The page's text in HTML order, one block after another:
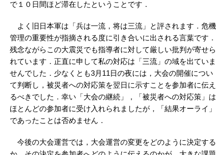
で１０日間ほど滞在したということです．
よく旧日本軍は「兵は一流，将は三流」と評されます．危機
管理の重要性が指摘される度に引き合いに出される言葉です．
残念ながらこの大震災でも指導者に対して厳しい批判が寄せら
れています．正直に申して私の対応は「三流」の域を出ていま
せんでした．少なくとも3月11日の夜には，大会の開催につい
て判断し，被災者への対応策を翌日に示すことを参加者に伝え
るべきでした．幸い「大会の継続」，「被災者への対応策」は
ほとんどの参加者に受け入れられましたが，「結果オーライ」
であったことは否めません．
今後の大会運営では，大会運営の変更をどのように決定する